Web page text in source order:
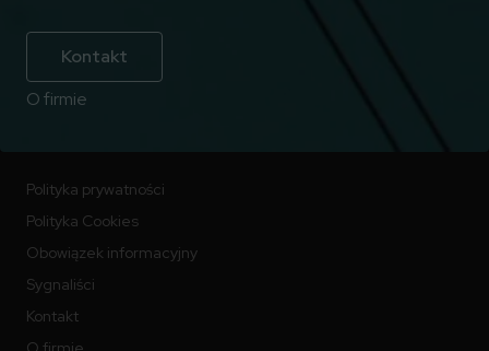
Kontakt
O firmie
Polityka prywatności
Polityka Cookies
Obowiązek informacyjny
Sygnaliści
Kontakt